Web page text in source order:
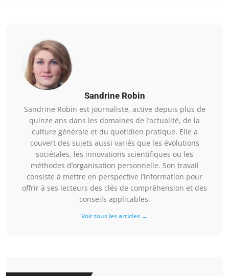
Sandrine Robin
Sandrine Robin est journaliste, active depuis plus de
quinze ans dans les domaines de l’actualité, de la
culture générale et du quotidien pratique. Elle a
couvert des sujets aussi variés que les évolutions
sociétales, les innovations scientifiques ou les
méthodes d’organisation personnelle. Son travail
consiste à mettre en perspective l’information pour
offrir à ses lecteurs des clés de compréhension et des
conseils applicables.
Voir tous les articles →